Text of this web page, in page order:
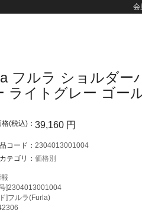
会
フルラ ショルダー
ライトグレー ゴー
(税込)： 39,160 円
コード：2304013001004
テゴリ：価格別
]2304013001004
]フルラ(Furla)